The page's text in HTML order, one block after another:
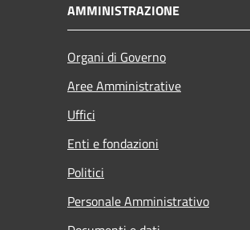
AMMINISTRAZIONE
Organi di Governo
Aree Amministrative
Uffici
Enti e fondazioni
Politici
Personale Amministrativo